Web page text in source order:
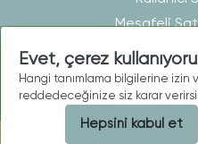
Mesafeli
Telif © 2026
Evet, çerez
Hangi tanımlama bilgilerine
reddedeceğinize siz karar
politikamızdada bulunabilir.
Hepsini kabul et